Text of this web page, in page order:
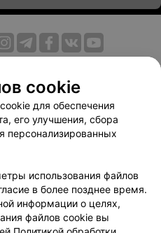
Публичный договор
Способы оплаты
Партнеры
103.by
cookie
данных
cookie
для обеспечения
его улучшения, сбора
персонализированных
использования файлов
в более позднее время.
информации о целях,
файлов cookie вы